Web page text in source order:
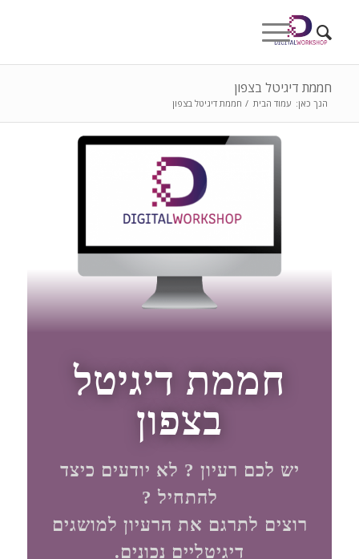
חממת דיגיטל בצפון
הנך כאן: עמוד הבית / חממת דיגיטל בצפון
חממת דיגיטל
בצפון
יש לכם רעיון ? לא יודעים כיצד
להתחיל ?
רוצים לתרגם את הרעיון למושגים
דיגיטליים נכונים.